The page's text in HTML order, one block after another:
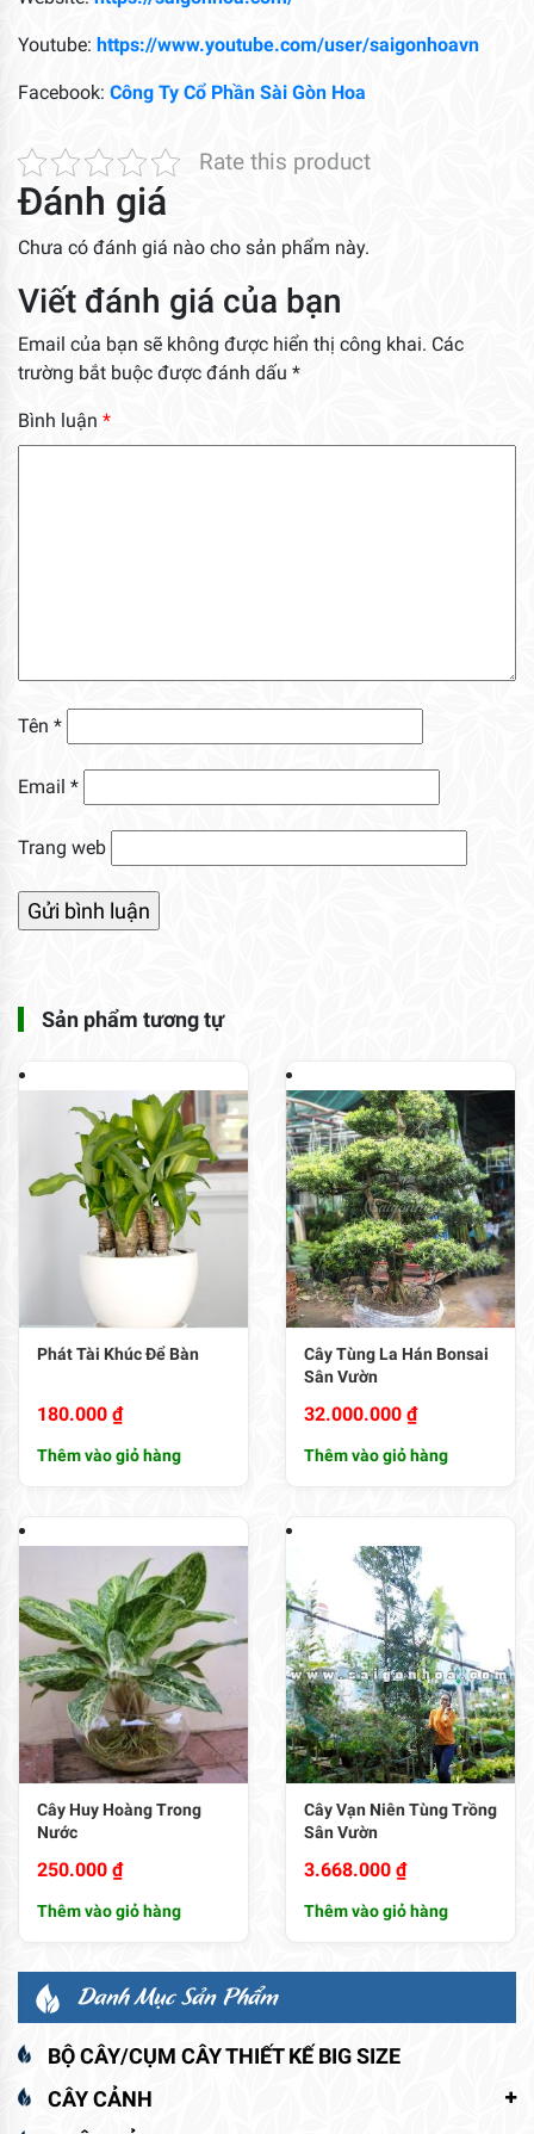
Youtube: https://www.youtube.com/user/saigonhoavn
Facebook: Công Ty Cổ Phần Sài Gòn Hoa
Rate this product
Đánh giá
Chưa có đánh giá nào cho sản phẩm này.
Viết đánh giá của bạn
Email của bạn sẽ không được hiển thị công khai. Các
trường bắt buộc được đánh dấu *
Bình luận *
Tên *
Email *
Trang web
Sản phẩm tương tự
Phát Tài Khúc Để Bàn
180.000 ₫
Thêm vào giỏ hàng
Cây Tùng La Hán Bonsai
Sân Vườn
32.000.000 ₫
Thêm vào giỏ hàng
Cây Huy Hoàng Trong
Nước
250.000 ₫
Thêm vào giỏ hàng
Cây Vạn Niên Tùng Trồng
Sân Vườn
3.668.000 ₫
Thêm vào giỏ hàng
Danh Mục Sản Phẩm
BỘ CÂY/CỤM CÂY THIẾT KẾ BIG SIZE
CÂY CẢNH